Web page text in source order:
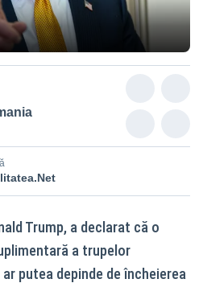
Trump, a declarat că o
a trupelor
putea depinde de încheierea